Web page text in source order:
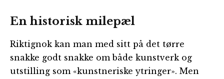
En historisk milepæl
Riktignok kan man med sitt på det tørre
snakke godt snakke om både kunstverk og
utstilling som «kunstneriske ytringer». Men